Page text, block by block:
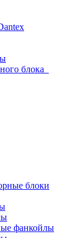
блока
блоки
фанкойлы